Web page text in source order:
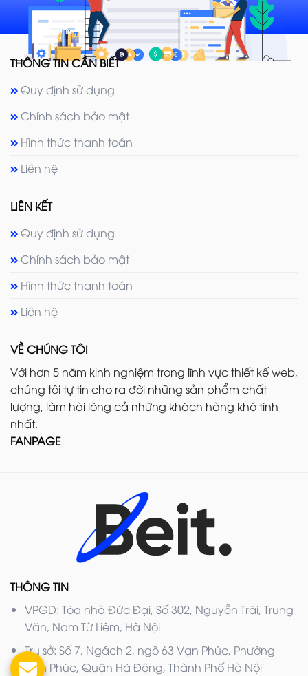
THÔNG TIN CẦN BIẾT
Quy định sử dụng
Chính sách bảo mật
Hình thức thanh toán
Liên hệ
LIÊN KẾT
Quy định sử dụng
Chính sách bảo mật
Hình thức thanh toán
Liên hệ
VỀ CHÚNG TÔI
Với hơn 5 năm kinh nghiệm trong lĩnh vực thiết kế web,
chúng tôi tự tin cho ra đời những sản phẩm chất
lượng, làm hài lòng cả những khách hàng khó tính
nhất.
FANPAGE
THÔNG TIN
VPGD: Tòa nhà Đức Đại, Số 302, Nguyễn Trãi, Trung
Văn, Nam Từ Liêm, Hà Nội
Trụ sở: Số 7, Ngách 2, ngõ 63 Vạn Phúc, Phường
Vạn Phúc, Quận Hà Đông, Thành Phố Hà Nội